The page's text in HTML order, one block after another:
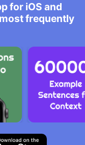
for iOS and
frequently